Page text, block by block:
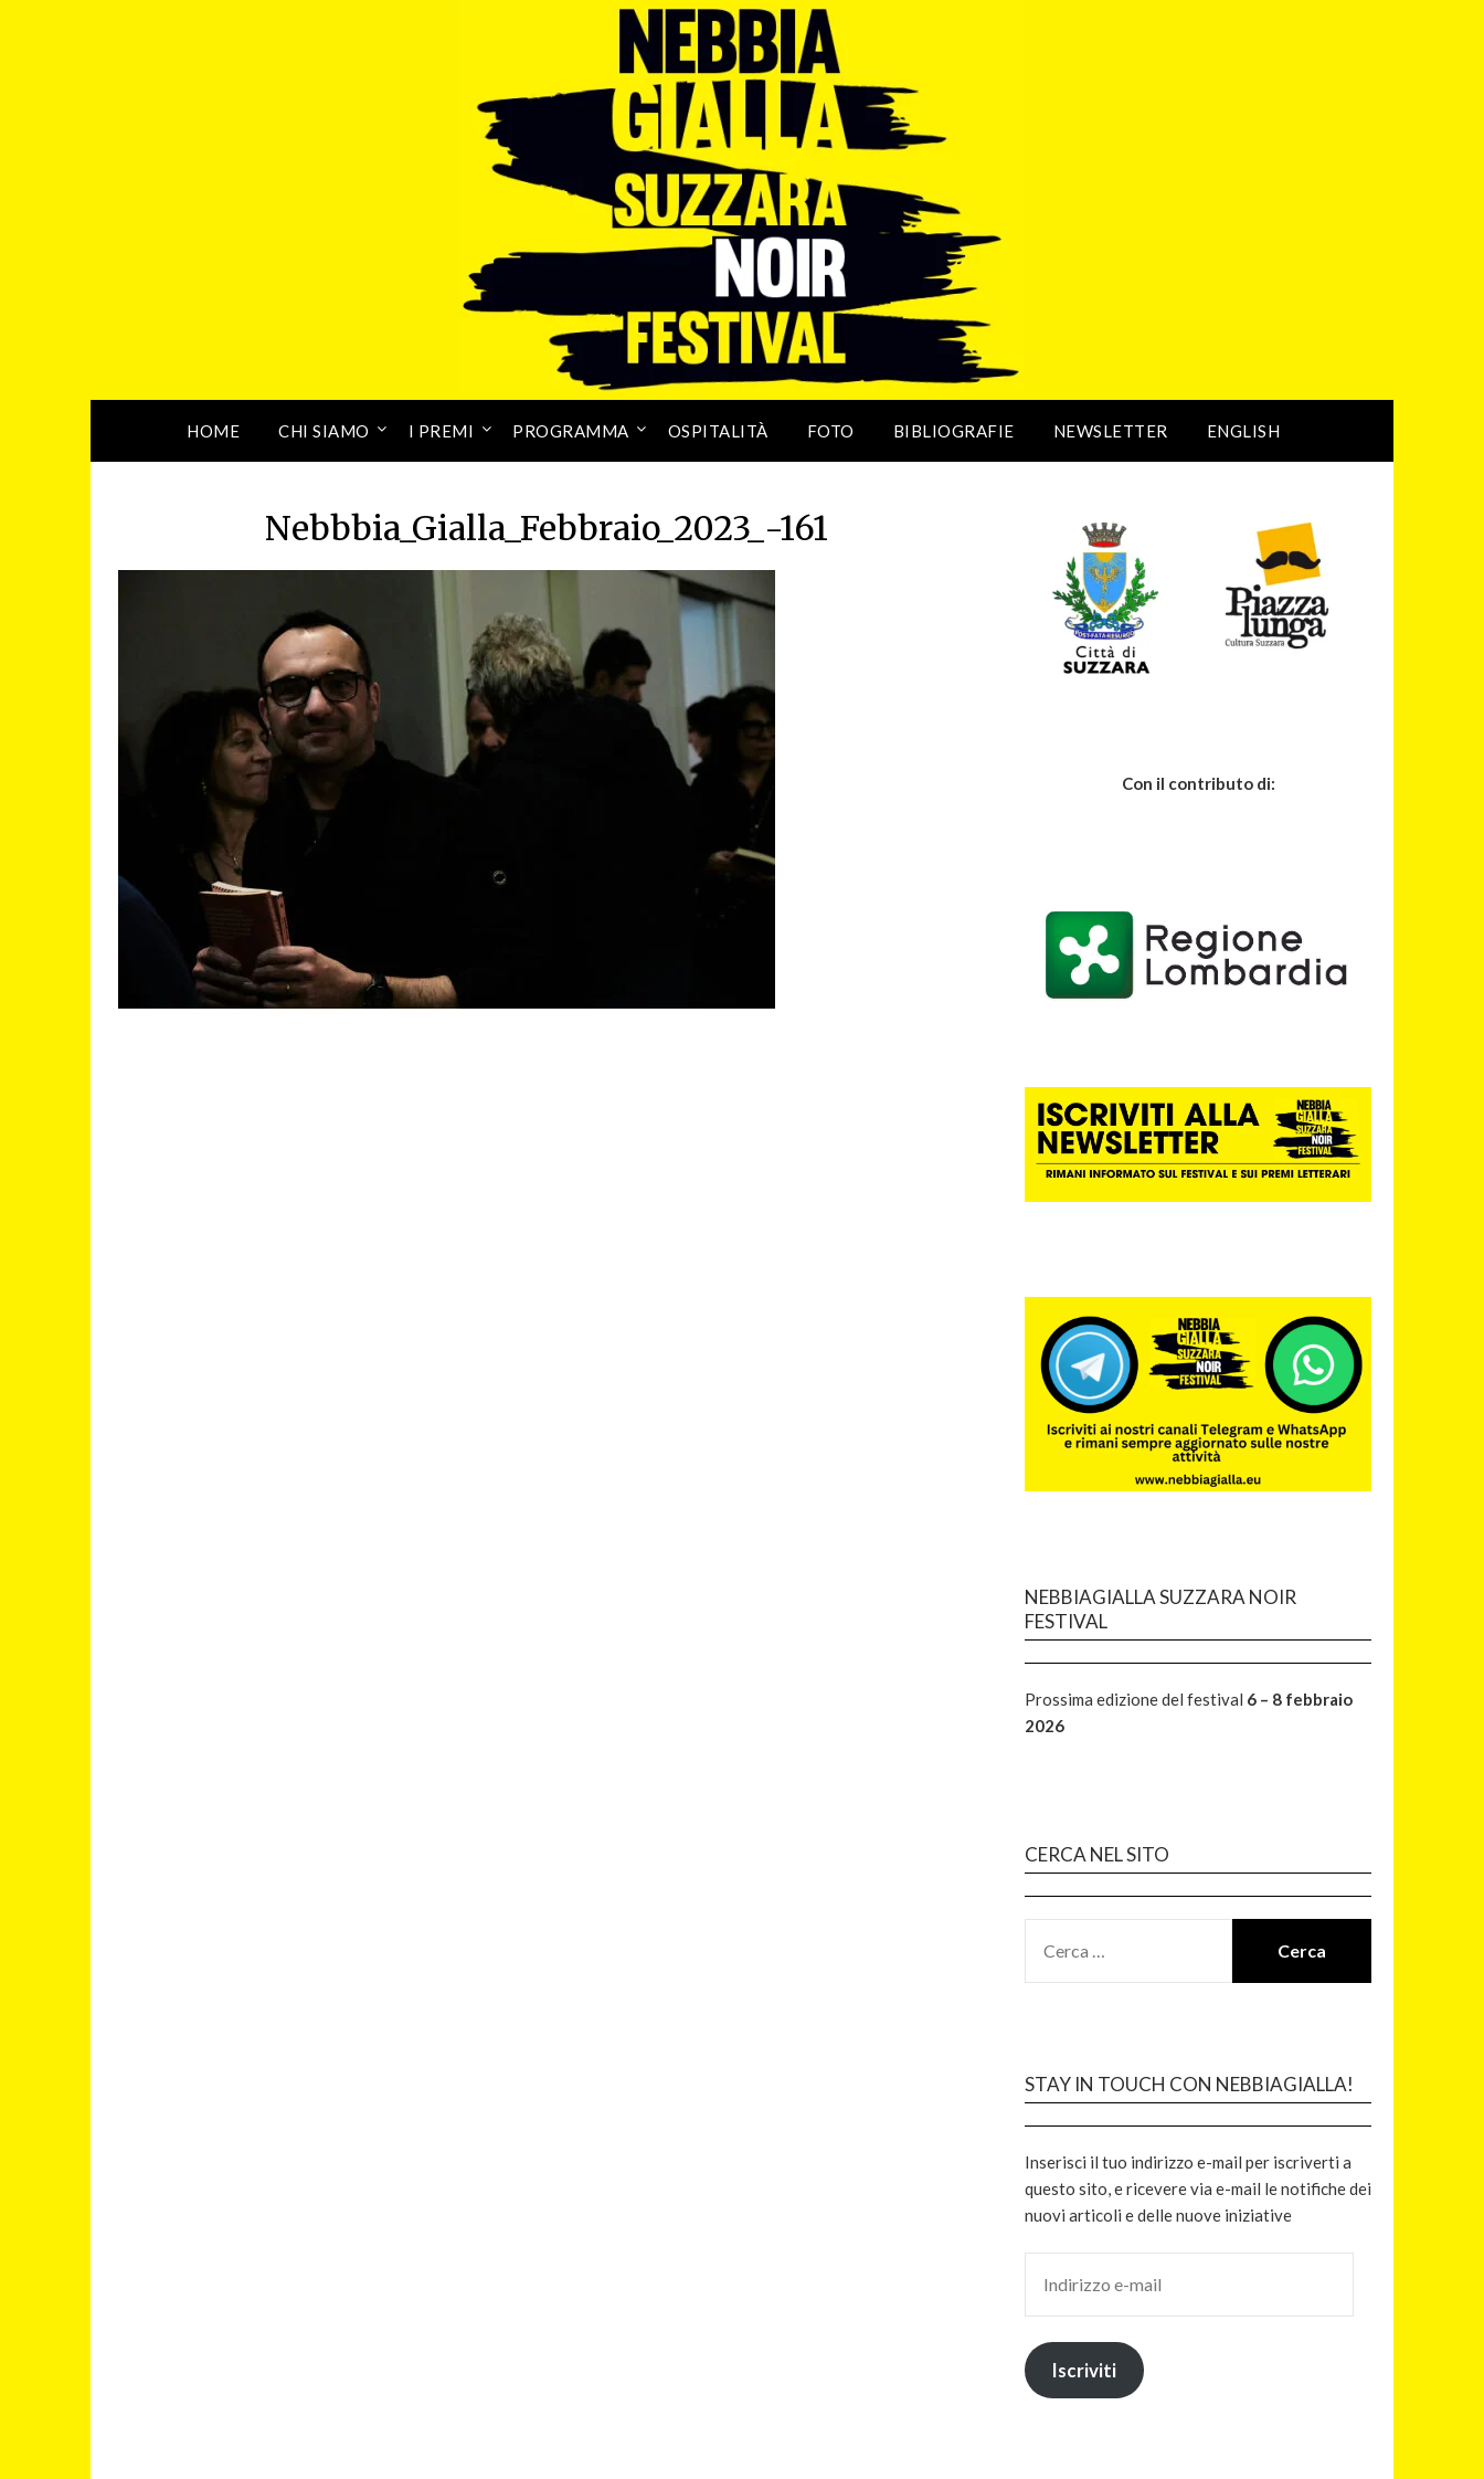
HOME CHI SIAMO I PREMI PROGRAMMA OSPITALITÀ FOTO BIBLIOGRAFIE NEWSLETTER ENGLISH
Nebbbia_Gialla_Febbraio_2023_-161
Con il contributo di:
NEBBIAGIALLA SUZZARA NOIR
FESTIVAL
Prossima edizione del festival 6 – 8 febbraio
2026
CERCA NEL SITO
STAY IN TOUCH CON NEBBIAGIALLA!
Inserisci il tuo indirizzo e-mail per iscriverti a
questo sito, e ricevere via e-mail le notifiche dei
nuovi articoli e delle nuove iniziative
Iscriviti